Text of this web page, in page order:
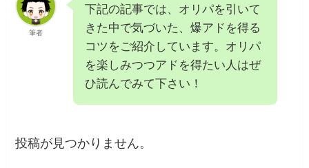
筆者
下記の記事では、オリパを引いて
きた中で気づいた、爆アドを得る
コツをご紹介しています。オリパ
を楽しみつつアドを得たい人はぜ
ひ読んでみて下さい！
投稿が見つかりません。